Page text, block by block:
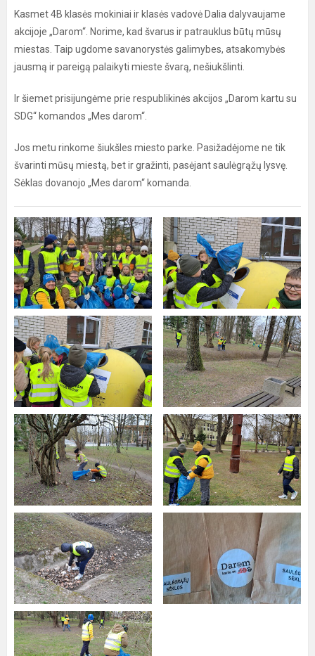
Kasmet 4B klasės mokiniai ir klasės vadovė Dalia dalyvaujame
akcijoje „Darom“. Norime, kad švarus ir patrauklus būtų mūsų
miestas. Taip ugdome savanorystės galimybes, atsakomybės
jausmą ir pareigą palaikyti mieste švarą, nešiukšlinti.
Ir šiemet prisijungėme prie respublikinės akcijos „Darom kartu su
SDG“ komandos „Mes darom“.
Jos metu rinkome šiukšles miesto parke. Pasižadėjome ne tik
švarinti mūsų miestą, bet ir gražinti, pasėjant saulėgrąžų lysvę.
Sėklas dovanojo „Mes darom“ komanda.